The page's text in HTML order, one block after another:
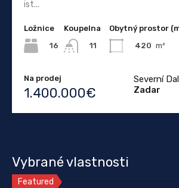
ist...
Ložnice
16
Koupelna
11
Obytný prostor
420 m²
Na prodej
1.400.000€
Severní
Zadar
Vybrané vlastnosti
Featured